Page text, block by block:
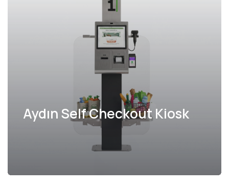
Aydın Self Checkout Kiosk